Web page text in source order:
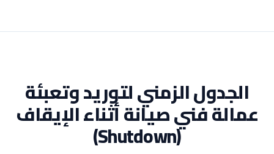
الجدول الزمني لتوريد وتعبئة
عمالةفني صيانة أثناء الإيقاف
(Shutdown)